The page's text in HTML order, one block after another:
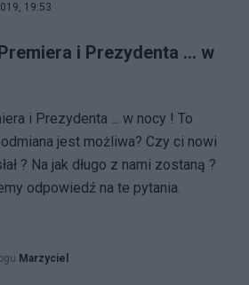
19:53
i Prezydenta ... w
i Prezydenta ... w nocy ! To
jest możliwa? Czy ci nowi
? Na jak długo z nami zostaną ?
odpowiedź na te pytania.
Marzyciel